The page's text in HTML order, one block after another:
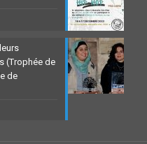
(Trophée de
de